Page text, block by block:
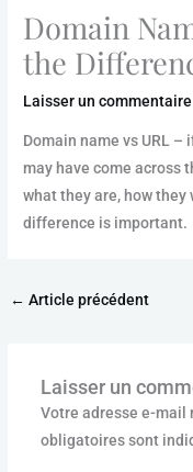
Domain
the
Laisser un commentaire
Domain name vs URL –
may have come across
what they are, how they
difference is important.
← Article précédent
Laisser un
Votre adresse e-mail
obligatoires sont